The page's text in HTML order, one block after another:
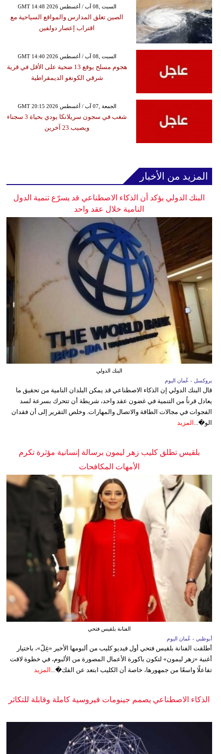
GMT 14:48 2026 السبت ,08 آب / أغسطس
الصين تغلق المدارس والمواقع السياحية مع
اقتراب إعصار دولفين
GMT 14:40 2026 السبت ,08 آب / أغسطس
هجوم مسلح يوقع 13 ضحية على الأقل في قرية
شرقي الكونغو الديمقراطية
GMT 20:15 2026 الجمعة ,07 آب / أغسطس
شغب في سجون سريلانكا يودي بحياة 3 سجناء
ويصيب 23 آخرين
المزيد من الأخبار
البنك الدولي يؤكد أن الذكاء الاصطناعي قد يسرّع تنمية الدول
النامية خلال عقد واحد
البنك الدولي
بروكسل - عُمان اليوم
قال البنك الدولي إن الذكاء الاصطناعي قد يمكن البلدان النامية من تحقيق ما
يعادل قرناً من التنمية في غضون عقد واحد، شريطة أن تتحرك بسرعة لسد
الفجوات في مجالات الطاقة والاتصال والمهارات. وخلص التقرير إلى أن فقدان
الو�... المزيد
بلقيس تطلق كليب زهر ليمون برسالة إنسانية مؤثرة تكرم
الأمهات المكافحات
الفنانة بلقيس فتحي
أبوظبي - عُمان اليوم
أطلقت الفنانة بلقيس فتحي أول فيديو كليب من ألبومها الأخير «غِلّ»، باختيار
أغنية «زهر ليمون» لتكون باكورة الأعمال المصورة من الألبوم، في خطوة لاقت
تفاعلًا واسعًا من جمهورها، خاصة أن الكليب ابتعد عن الفك�... المزيد
الذكاء الاصطناعي يصمم جينومات فيروسية كاملة وقابلة للتكاثر